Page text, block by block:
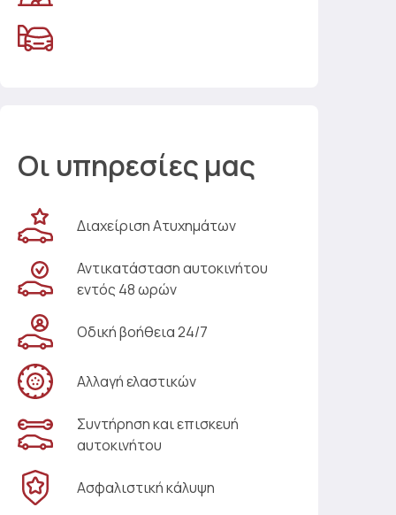
Οι υπηρεσίες μας
Διαχείριση Ατυχημάτων
Αντικατάσταση αυτοκινήτου
εντός 48 ωρών
Οδική βοήθεια 24/7
Αλλαγή ελαστικών
Συντήρηση και επισκευή
αυτοκινήτου
Ασφαλιστική κάλυψη